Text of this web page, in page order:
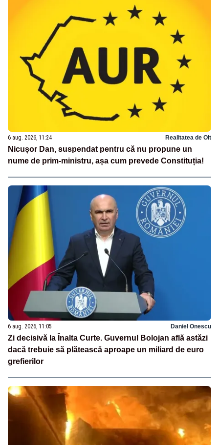
6 aug. 2026, 11:24 Realitatea de Olt
Nicușor Dan, suspendat pentru că nu propune un
nume de prim-ministru, așa cum prevede Constituția!
6 aug. 2026, 11:05 Daniel Onescu
Zi decisivă la Înalta Curte. Guvernul Bolojan află astăzi
dacă trebuie să plătească aproape un miliard de euro
grefierilor